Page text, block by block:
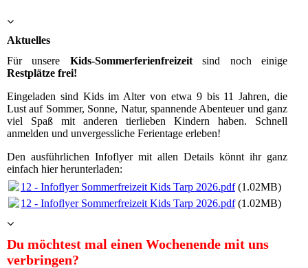
Aktuelles
Für unsere Kids-Sommerferienfreizeitsind noch einige
Restplätze frei!
Eingeladen sind Kids im Alter von etwa 9 bis 11 Jahren, die
Lust auf Sommer, Sonne, Natur, spannende Abenteuer und ganz
viel Spaß mit anderen tierlieben Kindern haben. Schnell
anmelden und unvergessliche Ferientage erleben!
Den ausführlichen Infoflyer mit allen Details könnt ihr ganz
einfach hier herunterladen:
12 - Infoflyer Sommerfreizeit Kids Tarp 2026.pdf(1.02MB)
12 - Infoflyer Sommerfreizeit Kids Tarp 2026.pdf(1.02MB)
Du möchtest mal einen Wochenende mit uns
verbringen?